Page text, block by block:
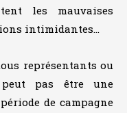
les mauvaises
intimidantes…
représentants ou
pas être une
de campagne